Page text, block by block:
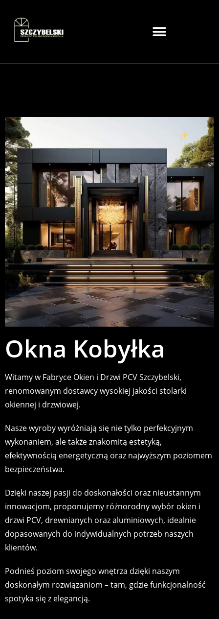
Okna Kobyłka
Witamy w Fabryce Okien i Drzwi PCV Szczybelski,
renomowanym dostawcy wysokiej jakości stolarki
okiennej i drzwiowej.
Nasze wyroby wyróżniają się nie tylko perfekcyjnym
wykonaniem, ale także znakomitą estetyką,
efektywnością energetyczną oraz najwyższym poziomem
bezpieczeństwa.
Dzięki naszej pasji do doskonałości oraz nieustannym
innowacjom, proponujemy różnorodny wybór okien i
drzwi PCV, drewnianych oraz aluminiowych, idealnie
dopasowanych do indywidualnych potrzeb naszych
klientów.
Podnieś poziom swojego wnętrza dzięki naszym
doskonałym rozwiązaniom – tam, gdzie funkcjonalność
spotyka się z elegancją.